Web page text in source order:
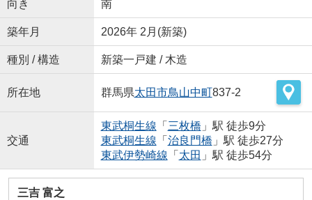
向き 南
築年月 2026年 2月(新築)
種別 / 構造 新築一戸建 / 木造
所在地 群馬県太田市鳥山中町837-2
交通
東武桐生線 「 三枚橋 」駅 徒歩9分
東武桐生線 「 治良門橋 」駅 徒歩27分
東武伊勢崎線 「 太田 」駅 徒歩54分
三吉 富之